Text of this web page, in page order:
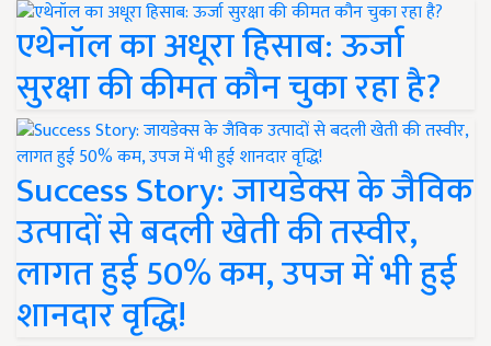
एथेनॉल का अधूरा हिसाब: ऊर्जा
सुरक्षा की कीमत कौन चुका रहा है?
Success Story: जायडेक्स के जैविक
उत्पादों से बदली खेती की तस्वीर,
लागत हुई 50% कम, उपज में भी हुई
शानदार वृद्धि!